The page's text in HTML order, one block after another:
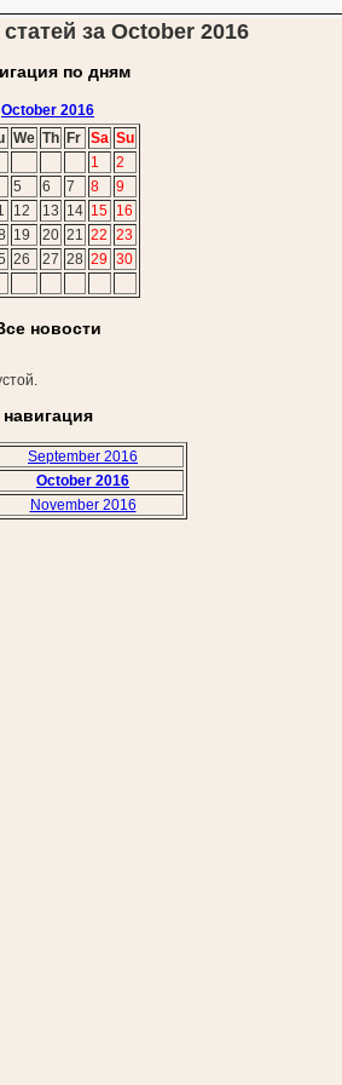
за October 2016
по дням
October 2016
We Th Fr Sa Su
1
2
5 6 7 8
9
12 13 14 15 16
19 20 21 22 23
26 27 28 29 30
новости
навигация
September 2016
October 2016
November 2016